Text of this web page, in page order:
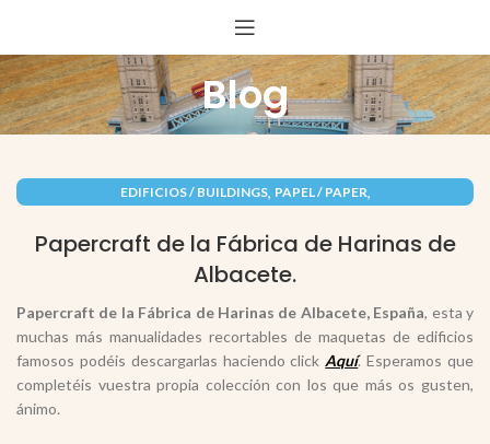
Blog
EDIFICIOS / BUILDINGS, PAPEL / PAPER,
Papercraft de la Fábrica de Harinas de
Albacete.
Papercraft de la Fábrica de Harinas de Albacete, España, esta y
muchas más manualidades recortables de maquetas de edificios
famosos podéis descargarlas haciendo click Aquí. Esperamos que
completéis vuestra propia colección con los que más os gusten,
ánimo.